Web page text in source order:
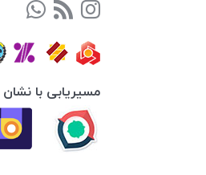
مسیریابی با نشان